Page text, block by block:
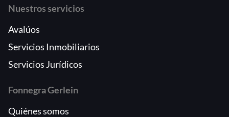
Nuestros servicios
Avalúos
Servicios Inmobiliarios
Servicios Jurídicos
Fonnegra Gerlein
Quiénes somos